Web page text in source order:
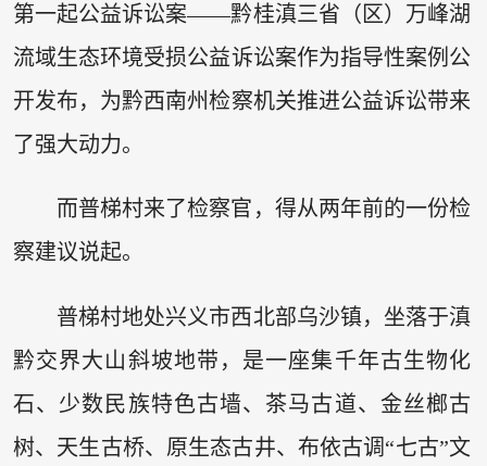
第一起公益诉讼案——黔桂滇三省（区）万峰湖
流域生态环境受损公益诉讼案作为指导性案例公
开发布，为黔西南州检察机关推进公益诉讼带来
了强大动力。
而普梯村来了检察官，得从两年前的一份检
察建议说起。
普梯村地处兴义市西北部乌沙镇，坐落于滇
黔交界大山斜坡地带，是一座集千年古生物化
石、少数民族特色古墙、茶马古道、金丝榔古
树、天生古桥、原生态古井、布依古调“七古”文